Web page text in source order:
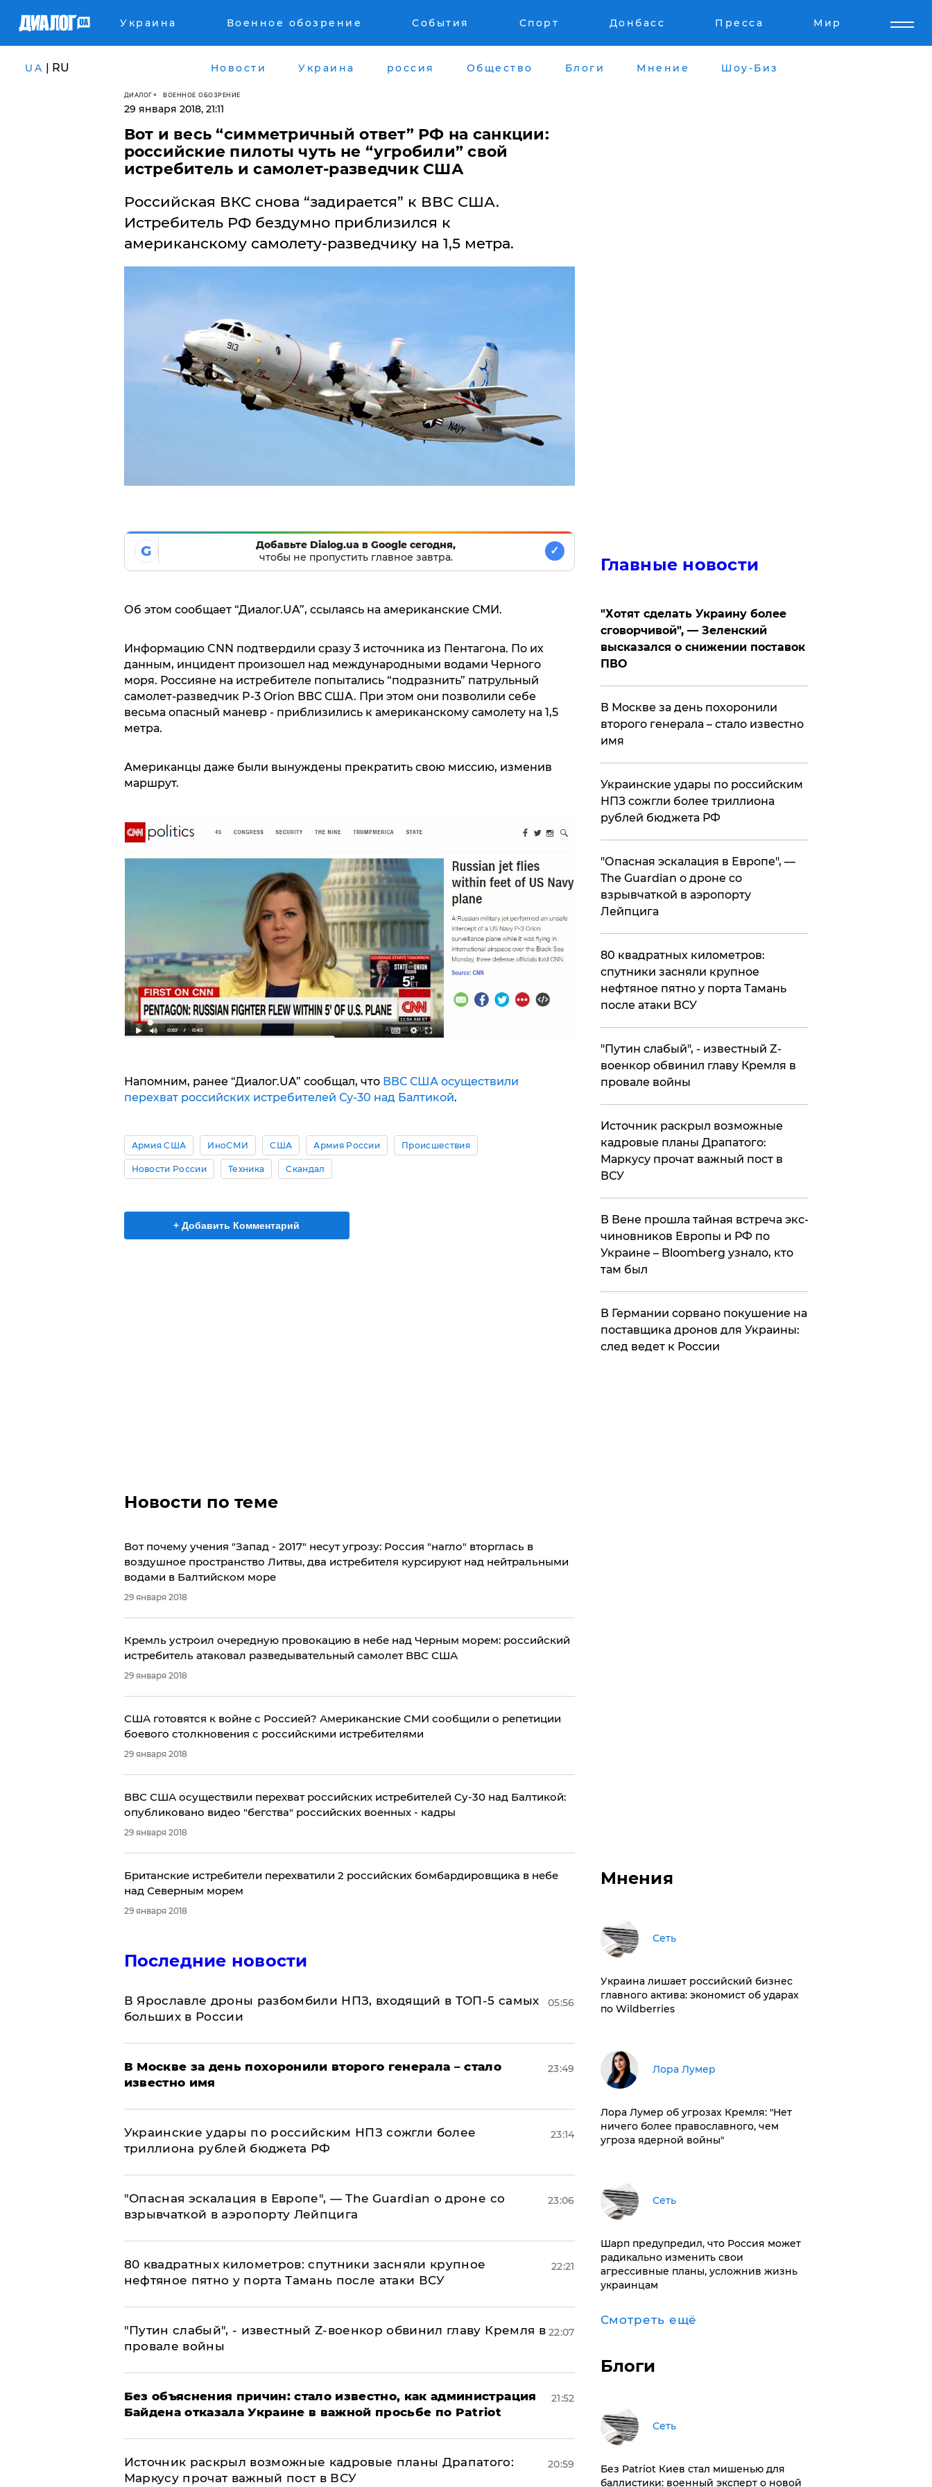
Украина Военное обозрение События Спорт Донбасс Пресса Мир
UA | RU Новости Украина россия Общество Блоги Мнение Шоу-Биз
ДИАЛОГ ВОЕННОЕ ОБОЗРЕНИЕ
29 января 2018, 21:11
Вот и весь “симметричный ответ” РФ на санкции:
российские пилоты чуть не “угробили” свой
истребитель и самолет-разведчик США
​Российская ВКС снова “задирается” к ВВС США.
Истребитель РФ бездумно приблизился к
американскому самолету-разведчику на 1,5 метра.
G
Добавьте Dialog.ua в Google сегодня,
чтобы не пропустить главное завтра.
✓
Об этом сообщает “Диалог.UA”, ссылаясь на американские СМИ.
Информацию CNN подтвердили сразу 3 источника из Пентагона. По их
данным, инцидент произошел над международными водами Черного
моря. Россияне на истребителе попытались “подразнить” патрульный
самолет-разведчик P-3 Orion ВВС США. При этом они позволили себе
весьма опасный маневр - приблизились к американскому самолету на 1,5
метра.
Американцы даже были вынуждены прекратить свою миссию, изменив
маршрут.
Напомним, ранее “Диалог.UA” сообщал, что ВВС США осуществили
перехват российских истребителей Су-30 над Балтикой.
Армия США ИноСМИ США Армия России Происшествия
Новости России Техника Скандал
+ Добавить Комментарий
Новости по теме
Вот почему учения "Запад - 2017" несут угрозу: Россия "нагло" вторглась в
воздушное пространство Литвы, два истребителя курсируют над нейтральными
водами в Балтийском море
29 января 2018
Кремль устроил очередную провокацию в небе над Черным морем: российский
истребитель атаковал разведывательный самолет ВВС США
29 января 2018
США готовятся к войне с Россией? Американские СМИ сообщили о репетиции
боевого столкновения с российскими истребителями
29 января 2018
ВВС США осуществили перехват российских истребителей Су-30 над Балтикой:
опубликовано видео "бегства" российских военных - кадры
29 января 2018
Британские истребители перехватили 2 российских бомбардировщика в небе
над Северным морем
29 января 2018
Последние новости
В Ярославле дроны разбомбили НПЗ, входящий в ТОП-5 самых
больших в России
05:56
В Москве за день похоронили второго генерала – стало
известно имя
23:49
Украинские удары по российским НПЗ сожгли более
триллиона рублей бюджета РФ
23:14
"Опасная эскалация в Европе", — The Guardian о дроне со
взрывчаткой в аэропорту Лейпцига
23:06
80 квадратных километров: спутники засняли крупное
нефтяное пятно у порта Тамань после атаки ВСУ
22:21
​"Путин слабый", - известный Z-военкор обвинил главу Кремля в
провале войны
22:07
Без объяснения причин: стало известно, как администрация
Байдена отказала Украине в важной просьбе по Patriot
21:52
​Источник раскрыл возможные кадровые планы Драпатого:
Маркусу прочат важный пост в ВСУ
20:59
Главные новости
​"Хотят сделать Украину более
сговорчивой", — Зеленский
высказался о снижении поставок
ПВО
В Москве за день похоронили
второго генерала – стало известно
имя
Украинские удары по российским
НПЗ сожгли более триллиона
рублей бюджета РФ
"Опасная эскалация в Европе", —
The Guardian о дроне со
взрывчаткой в аэропорту
Лейпцига
80 квадратных километров:
спутники засняли крупное
нефтяное пятно у порта Тамань
после атаки ВСУ
​"Путин слабый", - известный Z-
военкор обвинил главу Кремля в
провале войны
​Источник раскрыл возможные
кадровые планы Драпатого:
Маркусу прочат важный пост в
ВСУ
В Вене прошла тайная встреча экс-
чиновников Европы и РФ по
Украине – Bloomberg узнало, кто
там был
​В Германии сорвано покушение на
поставщика дронов для Украины:
след ведет к России
Мнения
Сеть
​Украина лишает российский бизнес
главного актива: экономист об ударах
по Wildberries
​Лора Лумер
Лора Лумер об угрозах Кремля: "Нет
ничего более православного, чем
угроза ядерной войны"
Сеть
Шарп предупредил, что Россия может
радикально изменить свои
агрессивные планы, усложнив жизнь
украинцам
Смотреть ещё
Блоги
Сеть
​Без Patriot Киев стал мишенью для
баллистики: военный эксперт о новой